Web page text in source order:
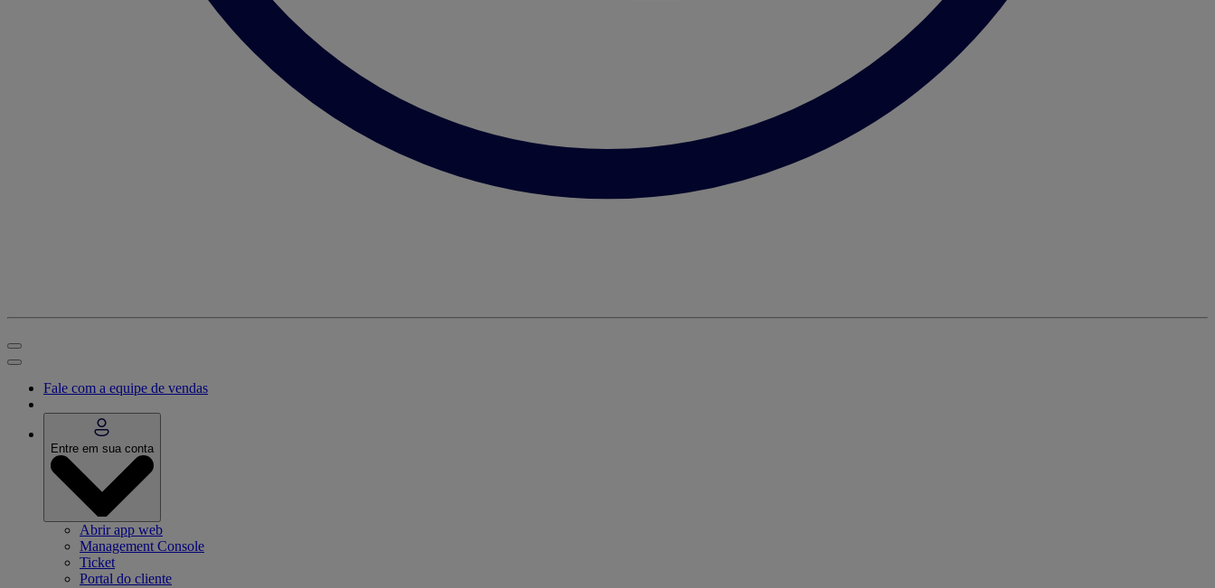
Fale com a equipe de vendas
Entre em sua conta
Abrir app web
Management Console
Ticket
Portal do cliente